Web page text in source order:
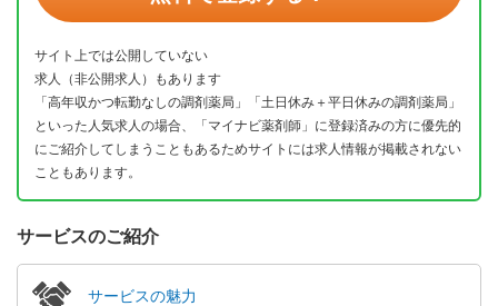
サイト上では公開していない
求人（非公開求人）もあります
「高年収かつ転勤なしの調剤薬局」「土日休み＋平日休みの調剤薬局」
といった人気求人の場合、「マイナビ薬剤師」に登録済みの方に優先的
にご紹介してしまうこともあるためサイトには求人情報が掲載されない
こともあります。
サービスのご紹介
サービスの魅力